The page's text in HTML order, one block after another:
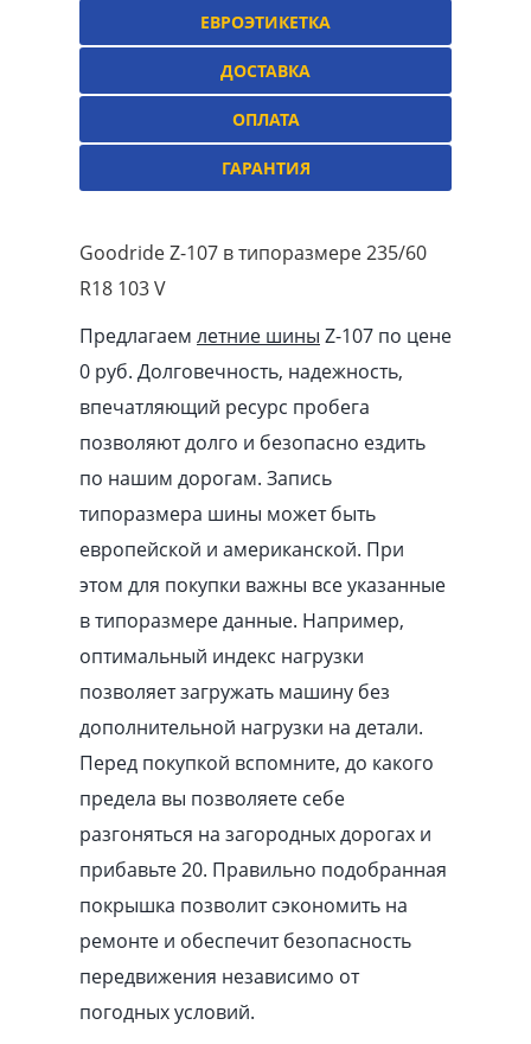
ЕВРОЭТИКЕТКА
ДОСТАВКА
ОПЛАТА
ГАРАНТИЯ
Goodride Z-107 в типоразмере 235/60
R18 103 V
Предлагаем летние шины Z-107 по цене
0 руб. Долговечность, надежность,
впечатляющий ресурс пробега
позволяют долго и безопасно ездить
по нашим дорогам. Запись
типоразмера шины может быть
европейской и американской. При
этом для покупки важны все указанные
в типоразмере данные. Например,
оптимальный индекс нагрузки
позволяет загружать машину без
дополнительной нагрузки на детали.
Перед покупкой вспомните, до какого
предела вы позволяете себе
разгоняться на загородных дорогах и
прибавьте 20. Правильно подобранная
покрышка позволит сэкономить на
ремонте и обеспечит безопасность
передвижения независимо от
погодных условий.